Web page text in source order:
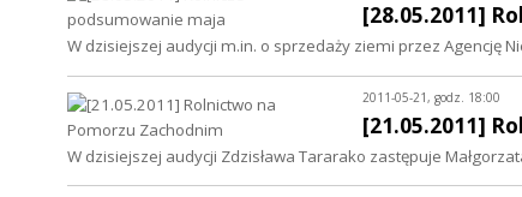
[28.05.2011]
W dzisiejszej audycji m.in. o sprzedaży ziemi przez Agencję
2011-05-21, godz. 18:00
[21.05.2011]
W dzisiejszej audycji Zdzisława Tararako zastępuje